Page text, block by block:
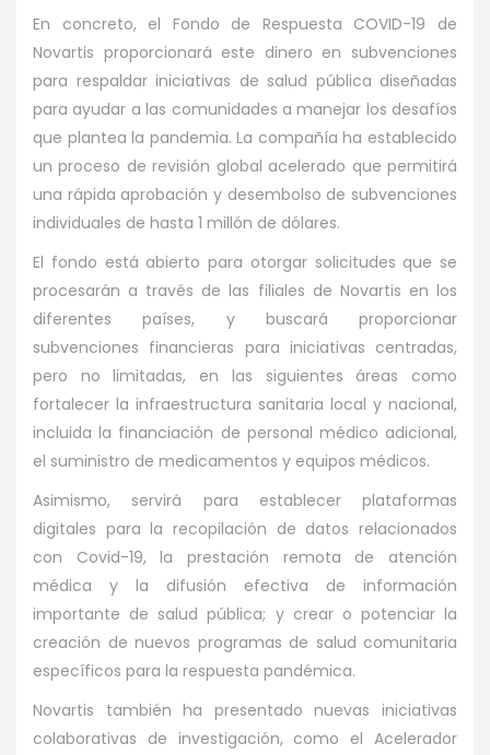
En concreto, el Fondo de Respuesta COVID-19 de
Novartis proporcionará este dinero en subvenciones
para respaldar iniciativas de salud pública diseñadas
para ayudar a las comunidades a manejar los desafíos
que plantea la pandemia. La compañía ha establecido
un proceso de revisión global acelerado que permitirá
una rápida aprobación y desembolso de subvenciones
individuales de hasta 1 millón de dólares.
El fondo está abierto para otorgar solicitudes que se
procesarán a través de las filiales de Novartis en los
diferentes países, y buscará proporcionar
subvenciones financieras para iniciativas centradas,
pero no limitadas, en las siguientes áreas como
fortalecer la infraestructura sanitaria local y nacional,
incluida la financiación de personal médico adicional,
el suministro de medicamentos y equipos médicos.
Asimismo, servirá para establecer plataformas
digitales para la recopilación de datos relacionados
con Covid-19, la prestación remota de atención
médica y la difusión efectiva de información
importante de salud pública; y crear o potenciar la
creación de nuevos programas de salud comunitaria
específicos para la respuesta pandémica.
Novartis también ha presentado nuevas iniciativas
colaborativas de investigación, como el Acelerador